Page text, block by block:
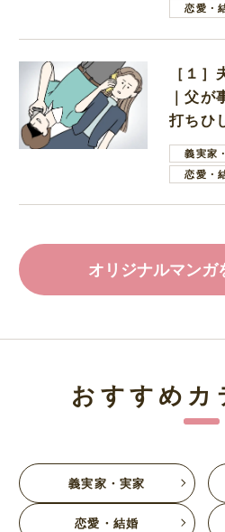
恋愛・
［１
｜父が
打ちひ
葉で励
義実家
恋愛・
オリジナルマンガ
おすすめカ
義実家・実家
恋愛・結婚